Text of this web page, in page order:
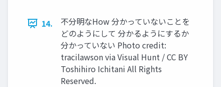
14.
不分明なHow 分かっていないことを
どのようにして 分かるようにするか
分かっていない Photo credit:
tracilawson via Visual Hunt / CC BY
Toshihiro Ichitani All Rights
Reserved.